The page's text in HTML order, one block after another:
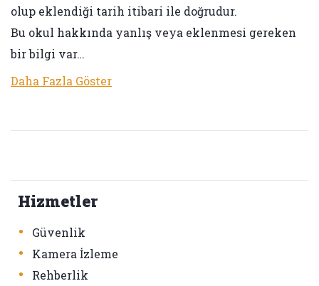
olup eklendiği tarih itibari ile doğrudur.
Bu okul hakkında yanlış veya eklenmesi gereken
bir bilgi var…
Daha Fazla Göster
Hizmetler
• Güvenlik
• Kamera İzleme
• Rehberlik